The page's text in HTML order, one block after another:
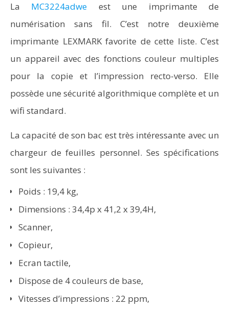
La MC3224adwe est une imprimante de
numérisation sans fil. C’est notre deuxième
imprimante LEXMARK favorite de cette liste. C’est
un appareil avec des fonctions couleur multiples
pour la copie et l’impression recto-verso. Elle
possède une sécurité algorithmique complète et un
wifi standard.
La capacité de son bac est très intéressante avec un
chargeur de feuilles personnel. Ses spécifications
sont les suivantes :
Poids : 19,4 kg,
Dimensions : 34,4p x 41,2 x 39,4H,
Scanner,
Copieur,
Ecran tactile,
Dispose de 4 couleurs de base,
Vitesses d’impressions : 22 ppm,